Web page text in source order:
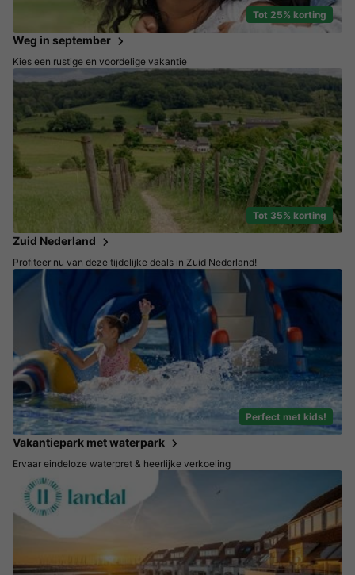
Tot 25% korting
Weg in september
Kies een rustige en voordelige vakantie
Tot 35% korting
Zuid Nederland
Profiteer nu van deze tijdelijke deals in Zuid Nederland!
Perfect met kids!
Vakantiepark met waterpark
Ervaar eindeloze waterpret & heerlijke verkoeling